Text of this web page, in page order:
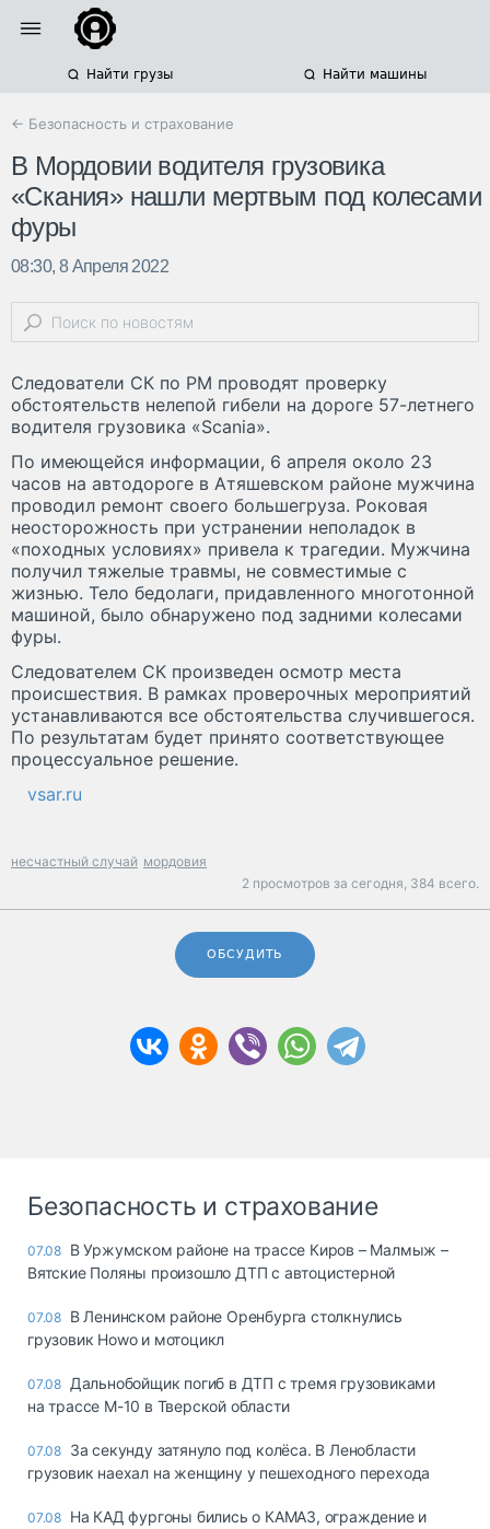
Найти грузы Найти машины
← Безопасность и страхование
В Мордовии водителя грузовика
«Скания» нашли мертвым под колесами
фуры
08:30, 8 Апреля 2022
Следователи СК по РМ проводят проверку
обстоятельств нелепой гибели на дороге 57-летнего
водителя грузовика «Scania».
По имеющейся информации, 6 апреля около 23
часов на автодороге в Атяшевском районе мужчина
проводил ремонт своего большегруза. Роковая
неосторожность при устранении неполадок в
«походных условиях» привела к трагедии. Мужчина
получил тяжелые травмы, не совместимые с
жизнью. Тело бедолаги, придавленного многотонной
машиной, было обнаружено под задними колесами
фуры.
Следователем СК произведен осмотр места
происшествия. В рамках проверочных мероприятий
устанавливаются все обстоятельства случившегося.
По результатам будет принято соответствующее
процессуальное решение.
vsar.ru
несчастный случай мордовия
2 просмотров за сегодня, 384 всего.
ОБСУДИТЬ
Безопасность и страхование
07.08 В Уржумском районе на трассе Киров – Малмыж –
Вятские Поляны произошло ДТП с автоцистерной
07.08 В Ленинском районе Оренбурга столкнулись
грузовик Howo и мотоцикл
07.08 Дальнобойщик погиб в ДТП с тремя грузовиками
на трассе М-10 в Тверской области
07.08 За секунду затянуло под колёса. В Ленобласти
грузовик наехал на женщину у пешеходного перехода
07.08 На КАД фургоны бились о КАМАЗ, ограждение и